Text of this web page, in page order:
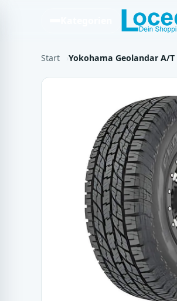
Start Yokohama Geolandar A/T